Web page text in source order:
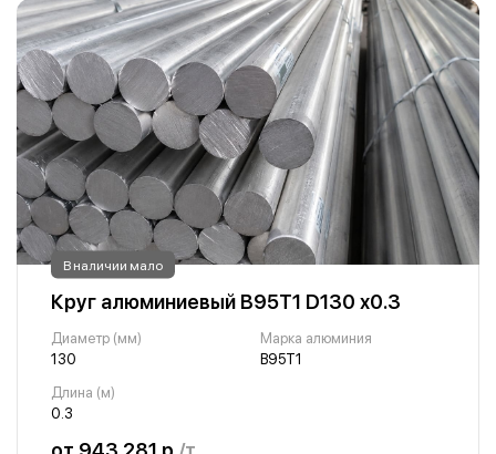
В наличии мало
Круг алюминиевый В95Т1 D130 х0.3
Диаметр (мм)
130
Марка алюминия
В95Т1
Длина (м)
0.3